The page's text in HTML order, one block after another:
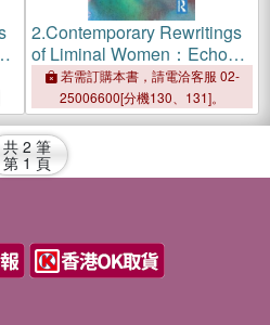
2.Contemporary Rewritings
of Liminal Women：Echoes
of the Past
若需訂購本書，請電洽客服 02-
25006600[分機130、131]。
共 2 筆
第 1 頁